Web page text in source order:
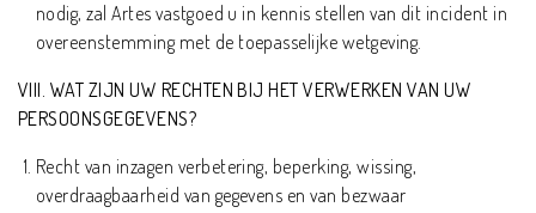
nodig, zal Artes vastgoed u in kennis stellen van dit incident in
overeenstemming met de toepasselijke wetgeving.
VIII. WAT ZIJN UW RECHTEN BIJ HET VERWERKEN VAN UW
PERSOONSGEGEVENS?
Recht van inzagen verbetering, beperking, wissing,
overdraagbaarheid van gegevens en van bezwaar